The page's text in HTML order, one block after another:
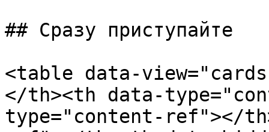
## Сразу приступайте
<table data-
</th><th data-
type="content-ref"></